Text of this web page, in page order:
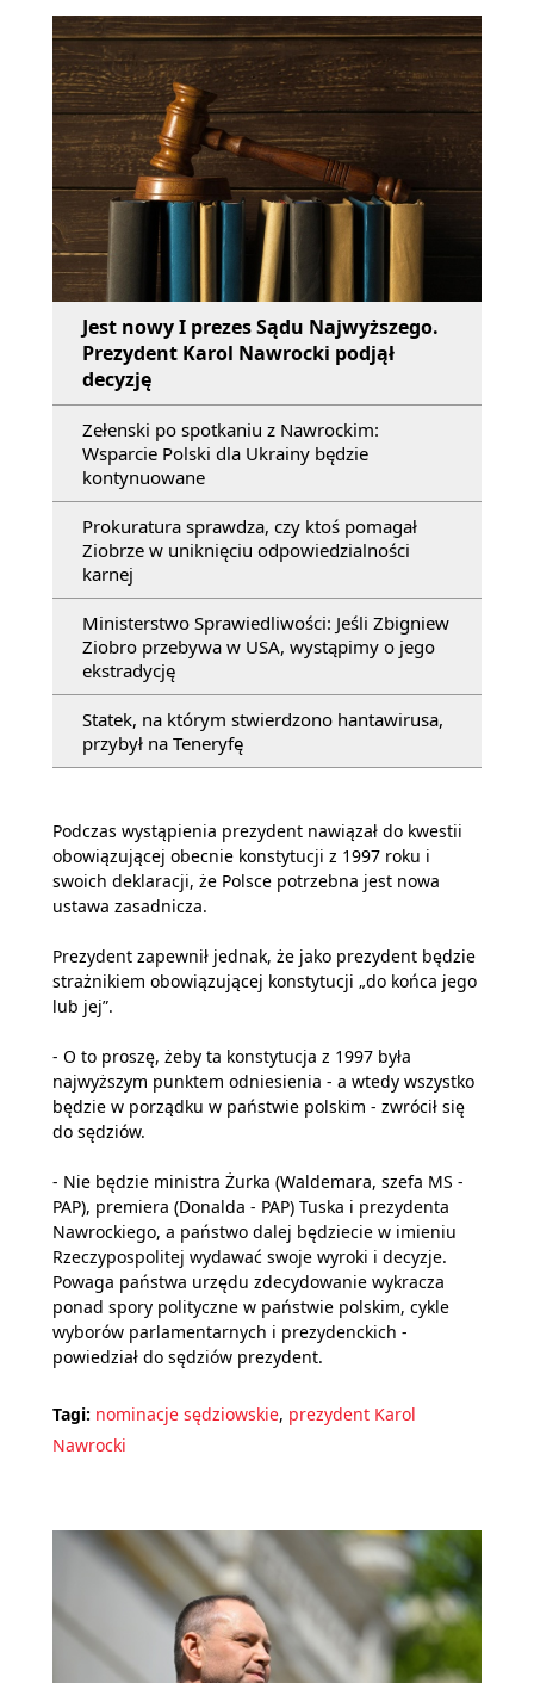
Jest nowy I prezes Sądu Najwyższego.
Prezydent Karol Nawrocki podjął
decyzję
Zełenski po spotkaniu z Nawrockim:
Wsparcie Polski dla Ukrainy będzie
kontynuowane
Prokuratura sprawdza, czy ktoś pomagał
Ziobrze w uniknięciu odpowiedzialności
karnej
Ministerstwo Sprawiedliwości: Jeśli Zbigniew
Ziobro przebywa w USA, wystąpimy o jego
ekstradycję
Statek, na którym stwierdzono hantawirusa,
przybył na Teneryfę
Podczas wystąpienia prezydent nawiązał do kwestii
obowiązującej obecnie konstytucji z 1997 roku i
swoich deklaracji, że Polsce potrzebna jest nowa
ustawa zasadnicza.
Prezydent zapewnił jednak, że jako prezydent będzie
strażnikiem obowiązującej konstytucji „do końca jego
lub jej”.
- O to proszę, żeby ta konstytucja z 1997 była
najwyższym punktem odniesienia - a wtedy wszystko
będzie w porządku w państwie polskim - zwrócił się
do sędziów.
- Nie będzie ministra Żurka (Waldemara, szefa MS -
PAP), premiera (Donalda - PAP) Tuska i prezydenta
Nawrockiego, a państwo dalej będziecie w imieniu
Rzeczypospolitej wydawać swoje wyroki i decyzje.
Powaga państwa urzędu zdecydowanie wykracza
ponad spory polityczne w państwie polskim, cykle
wyborów parlamentarnych i prezydenckich -
powiedział do sędziów prezydent.
Tagi: nominacje sędziowskie, prezydent Karol
Nawrocki